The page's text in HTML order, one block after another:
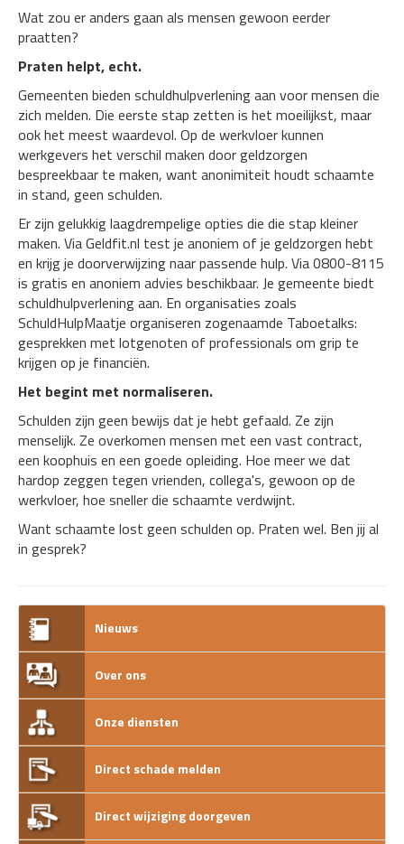
Wat zou er anders gaan als mensen gewoon eerder
praatten?
Praten helpt, echt.
Gemeenten bieden schuldhulpverlening aan voor mensen die
zich melden. Die eerste stap zetten is het moeilijkst, maar
ook het meest waardevol. Op de werkvloer kunnen
werkgevers het verschil maken door geldzorgen
bespreekbaar te maken, want anonimiteit houdt schaamte
in stand, geen schulden.
Er zijn gelukkig laagdrempelige opties die die stap kleiner
maken. Via Geldfit.nl test je anoniem of je geldzorgen hebt
en krijg je doorverwijzing naar passende hulp. Via 0800-8115
is gratis en anoniem advies beschikbaar. Je gemeente biedt
schuldhulpverlening aan. En organisaties zoals
SchuldHulpMaatje organiseren zogenaamde Taboetalks:
gesprekken met lotgenoten of professionals om grip te
krijgen op je financiën.
Het begint met normaliseren.
Schulden zijn geen bewijs dat je hebt gefaald. Ze zijn
menselijk. Ze overkomen mensen met een vast contract,
een koophuis en een goede opleiding. Hoe meer we dat
hardop zeggen tegen vrienden, collega's, gewoon op de
werkvloer, hoe sneller die schaamte verdwijnt.
Want schaamte lost geen schulden op. Praten wel. Ben jij al
in gesprek?
Nieuws
Over ons
Onze diensten
Direct schade melden
Direct wijziging doorgeven